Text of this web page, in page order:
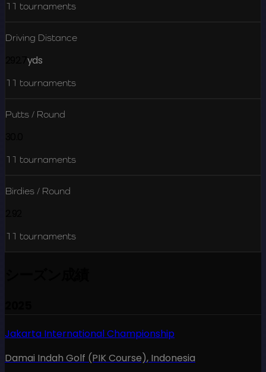
11 tournaments
Driving Distance
yds
11 tournaments
Putts / Round
11 tournaments
Birdies / Round
11 tournaments
Jakarta International Championship
Damai Indah Golf (PIK Course), Indonesia